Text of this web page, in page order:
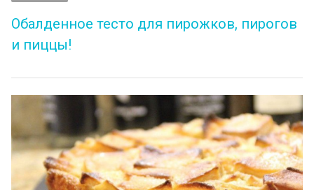
Обалденное тесто для пирожков, пирогов
и пиццы!